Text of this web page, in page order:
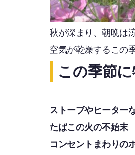
秋が深まり、朝晩は
空気が乾燥するこの
この季節
ストーブやヒーター
たばこの火の不始末
コンセントまわりの